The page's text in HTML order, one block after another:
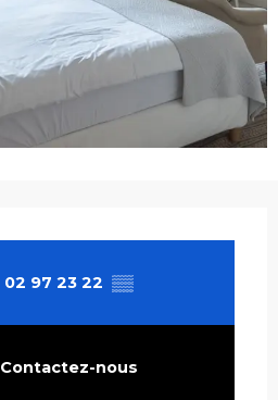
02 97 23 22 ▒▒
Contactez-nous